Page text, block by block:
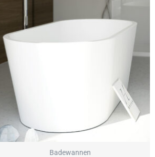
Badewannen